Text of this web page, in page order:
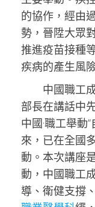
的協作，經由
勢，晉陞大眾
推進疫苗接種
疾病的產生風
中國職工
部長在講話中
中國·職工舉動”
來，已在全國
動。本次講座
動，中國職工
導、衛健支撐